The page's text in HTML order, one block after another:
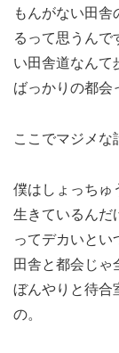
もんがない田
るって思うん
い田舎道なんて
ばっかりの都会
ここでマジメな
僕はしょっちゅ
生きているんだ
ってデカいとい
田舎と都会じゃ
ぼんやりと待合
の。